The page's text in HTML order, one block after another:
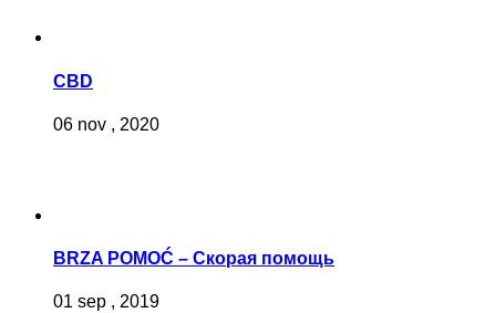
CBD
06 nov , 2020
BRZA POMOĆ – Скорая помощь
01 sep , 2019